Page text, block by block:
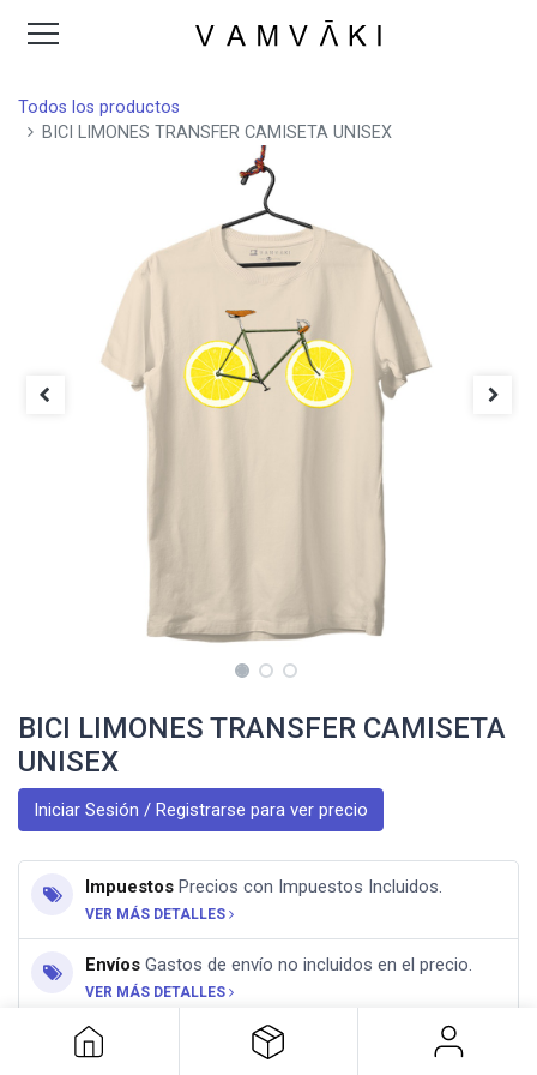
Todos los productos
BICI LIMONES TRANSFER CAMISETA UNISEX
BICI LIMONES TRANSFER CAMISETA
UNISEX
Iniciar Sesión / Registrarse para ver precio
Impuestos Precios con Impuestos Incluidos.
VER MÁS DETALLES
Envíos Gastos de envío no incluidos en el precio.
VER MÁS DETALLES
Especificaciones Camiseta Unisex
Técnicas,
BICI LIMONES TRANSFER CAMISETA